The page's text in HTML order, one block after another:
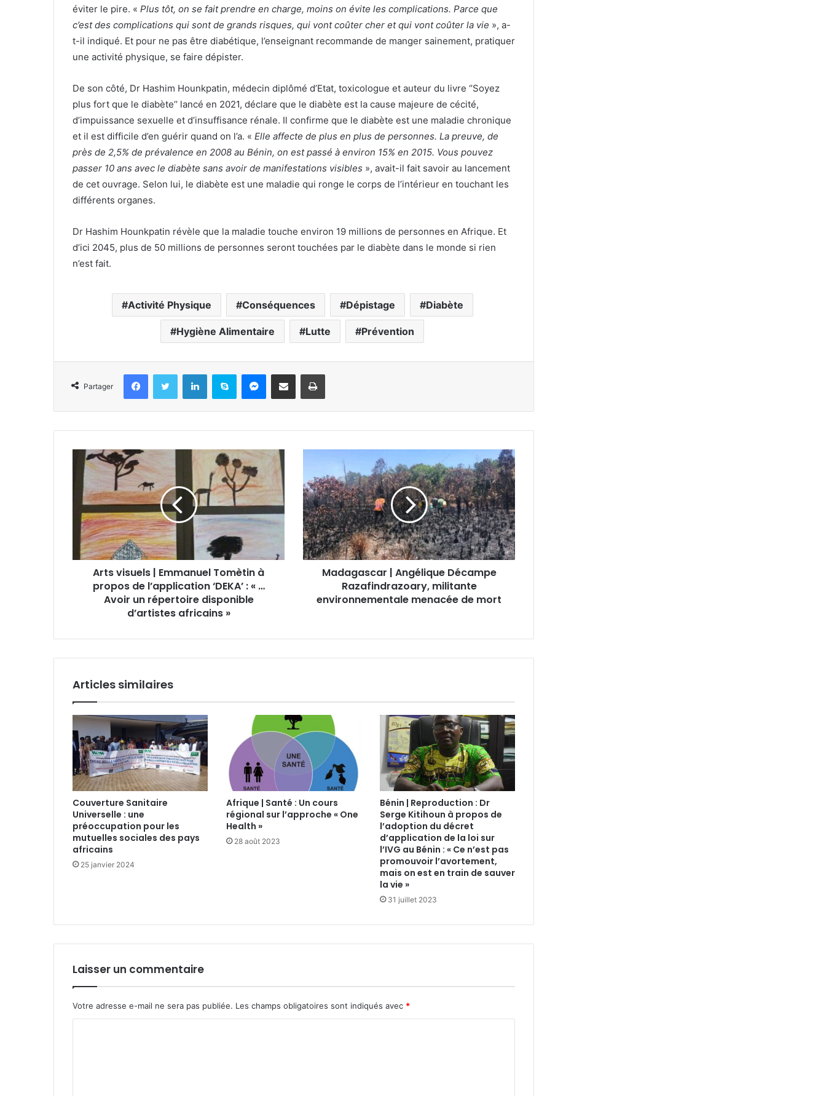
éviter le pire. « Plus tôt, on se fait prendre en charge, moins on évite les complications. Parce que
c’est des complications qui sont de grands risques, qui vont coûter cher et qui vont coûter la vie », a-
t-il indiqué. Et pour ne pas être diabétique, l’enseignant recommande de manger sainement, pratiquer
une activité physique, se faire dépister.
De son côté, Dr Hashim Hounkpatin, médecin diplômé d’Etat, toxicologue et auteur du livre ‘’Soyez
plus fort que le diabète’’ lancé en 2021, déclare que le diabète est la cause majeure de cécité,
d’impuissance sexuelle et d’insuffisance rénale. Il confirme que le diabète est une maladie chronique
et il est difficile d’en guérir quand on l’a. « Elle affecte de plus en plus de personnes. La preuve, de
près de 2,5% de prévalence en 2008 au Bénin, on est passé à environ 15% en 2015. Vous pouvez
passer 10 ans avec le diabète sans avoir de manifestations visibles », avait-il fait savoir au lancement
de cet ouvrage. Selon lui, le diabète est une maladie qui ronge le corps de l’intérieur en touchant les
différents organes.
Dr Hashim Hounkpatin révèle que la maladie touche environ 19 millions de personnes en Afrique. Et
d’ici 2045, plus de 50 millions de personnes seront touchées par le diabète dans le monde si rien
n’est fait.
Activité Physique Conséquences Dépistage Diabète
Hygiène Alimentaire Lutte Prévention
Partager
Arts visuels | Emmanuel Tomètin à
propos de l’application ‘DEKA’ : « …
Avoir un répertoire disponible
d’artistes africains »
Madagascar | Angélique Décampe
Razafindrazoary, militante
environnementale menacée de mort
Articles similaires
Couverture Sanitaire
Universelle : une
préoccupation pour les
mutuelles sociales des pays
africains
25 janvier 2024
Afrique | Santé : Un cours
régional sur l’approche « One
Health »
28 août 2023
Bénin | Reproduction : Dr
Serge Kitihoun à propos de
l’adoption du décret
d’application de la loi sur
l’IVG au Bénin : « Ce n’est pas
promouvoir l’avortement,
mais on est en train de sauver
la vie »
31 juillet 2023
Laisser un commentaire
Votre adresse e-mail ne sera pas publiée. Les champs obligatoires sont indiqués avec *